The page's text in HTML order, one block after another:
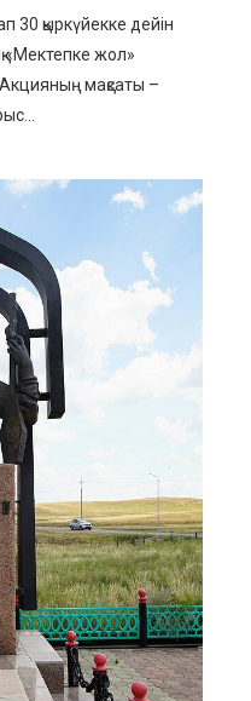
қыркүйекке дейін
«Мектепке жол»
мақсаты –